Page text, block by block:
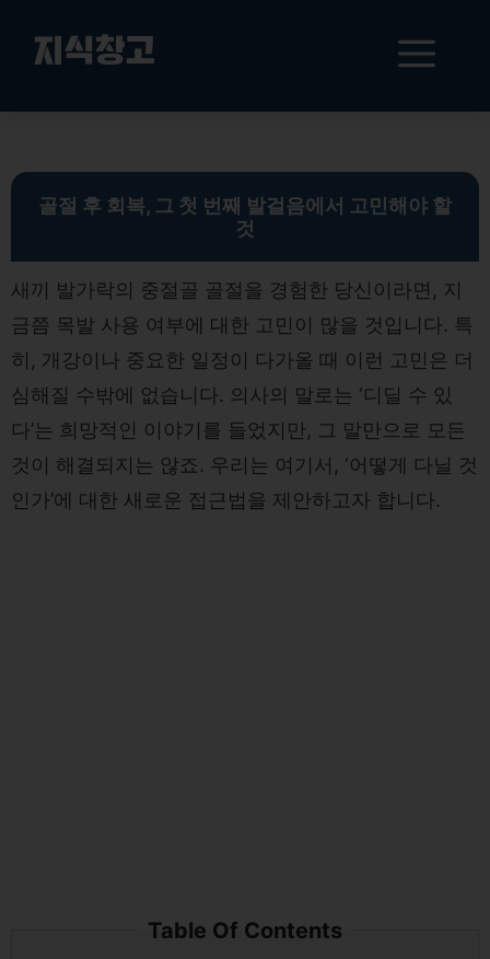
뛰
지식창고
메
뉴
골절 후 회복, 그 첫 번째 발걸음에서 고민해야 할
것
새끼 발가락의 중절골 골절을 경험한 당신이라면, 지
금쯤 목발 사용 여부에 대한 고민이 많을 것입니다. 특
히, 개강이나 중요한 일정이 다가올 때 이런 고민은 더
심해질 수밖에 없습니다. 의사의 말로는 ‘디딜 수 있
다’는 희망적인 이야기를 들었지만, 그 말만으로 모든
것이 해결되지는 않죠. 우리는 여기서, ‘어떻게 다닐 것
인가’에 대한 새로운 접근법을 제안하고자 합니다.
Table Of Contents